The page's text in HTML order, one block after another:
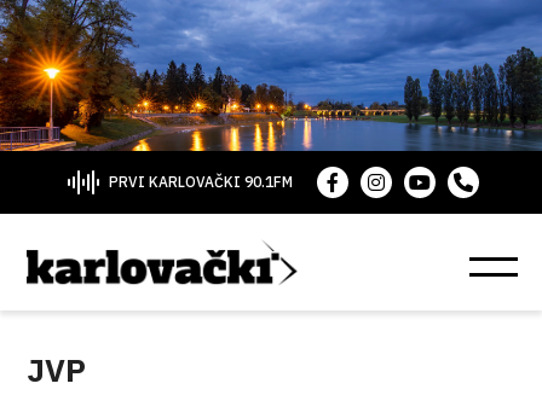
PRVI KARLOVAČKI 90.1FM
JVP